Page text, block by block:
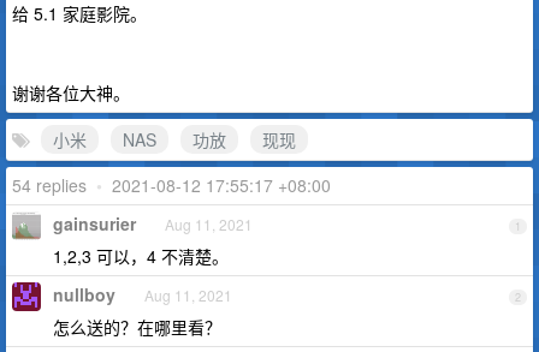
给 5.1 家庭影院。
谢谢各位大神。
小米
NAS 功放
现现
54 replies • 2021-08-12 17:55:17 +08:00
1
gainsurier Aug 11, 2021
1,2,3 可以，4 不清楚。
2
nullboy Aug 11, 2021
怎么送的？在哪里看？